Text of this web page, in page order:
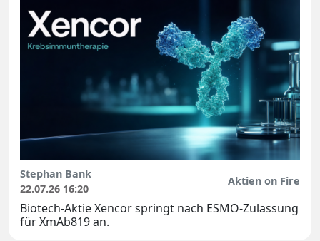
Stephan Bank
22.07.26 16:20
Aktien on Fire
Biotech-Aktie Xencor springt nach ESMO-Zulassung
für XmAb819 an.